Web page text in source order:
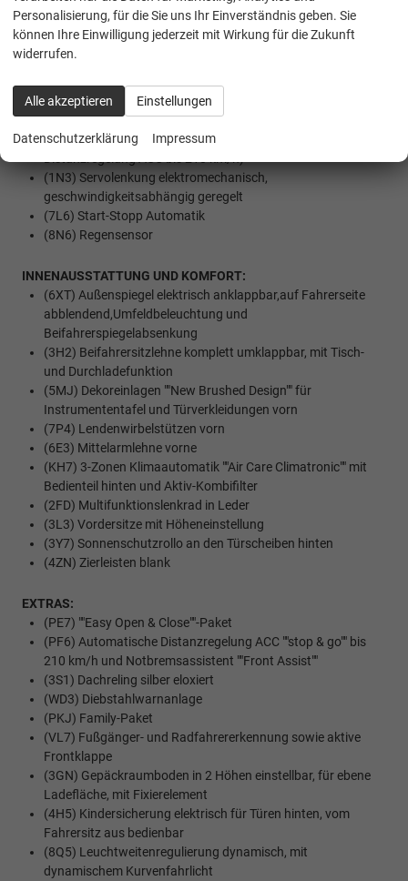
(UH2) Elektronische Parkbremse inkl. Auto-Hold-Funktion
(4L6) Innenspiegel automatisch abblendend
(NZ4) Notruf Service
(4X3) Kopfairbagsystem für Front- und Fondpassagiere inkl.
Seitenairbags vorn
(7W4) Proaktives Insassenschutzsystem in Verbindung mit
""Front Assist"" und ""Side Assist""
(6K4) Notbremsassistent ""Front Assist"" (für automatische
Distanzregelung ACC bis 210 km/h)
(1N3) Servolenkung elektromechanisch,
geschwindigkeitsabhängig geregelt
(7L6) Start-Stopp Automatik
(8N6) Regensensor
INNENAUSSTATTUNG UND KOMFORT:
(6XT) Außenspiegel elektrisch anklappbar,auf Fahrerseite
abblendend,Umfeldbeleuchtung und
Beifahrerspiegelabsenkung
(3H2) Beifahrersitzlehne komplett umklappbar, mit Tisch-
und Durchladefunktion
(5MJ) Dekoreinlagen ""New Brushed Design"" für
Instrumententafel und Türverkleidungen vorn
(7P4) Lendenwirbelstützen vorn
(6E3) Mittelarmlehne vorne
(KH7) 3-Zonen Klimaautomatik ""Air Care Climatronic"" mit
Bedienteil hinten und Aktiv-Kombifilter
(2FD) Multifunktionslenkrad in Leder
(3L3) Vordersitze mit Höheneinstellung
(3Y7) Sonnenschutzrollo an den Türscheiben hinten
(4ZN) Zierleisten blank
EXTRAS:
(PE7) ""Easy Open & Close""-Paket
(PF6) Automatische Distanzregelung ACC ""stop & go"" bis
210 km/h und Notbremsassistent ""Front Assist""
(3S1) Dachreling silber eloxiert
(WD3) Diebstahlwarnanlage
(PKJ) Family-Paket
(VL7) Fußgänger- und Radfahrererkennung sowie aktive
Frontklappe
(3GN) Gepäckraumboden in 2 Höhen einstellbar, für ebene
Ladefläche, mit Fixierelement
(4H5) Kindersicherung elektrisch für Türen hinten, vom
Fahrersitz aus bedienbar
(8Q5) Leuchtweitenregulierung dynamisch, mit
dynamischem Kurvenfahrlicht
Personalisierung, für die Sie uns Ihr Einverständnis geben. Sie
können Ihre Einwilligung jederzeit mit Wirkung für die Zukunft
widerrufen.
Alle akzeptieren Einstellungen
Datenschutzerklärung Impressum